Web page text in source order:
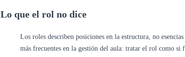
Lo que el rol no dice
Los roles describen posiciones en la estructura, no
más frecuentes en la gestión del aula: tratar el rol como si